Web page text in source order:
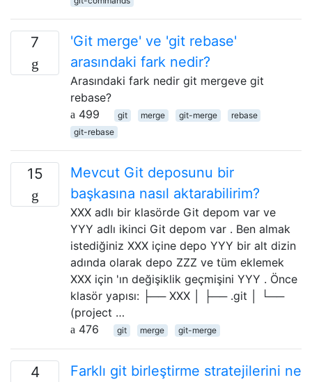
7
'Git merge' ve 'git rebase'
arasındaki fark nedir?
Arasındaki fark nedir git mergeve git
rebase?
499
git merge git-merge
rebase
git-rebase
15
Mevcut Git deposunu bir
başkasına nasıl aktarabilirim?
XXX adlı bir klasörde Git depom var ve
YYY adlı ikinci Git depom var . Ben almak
istediğiniz XXX içine depo YYY bir alt dizin
adında olarak depo ZZZ ve tüm eklemek
XXX için 'ın değişiklik geçmişini YYY . Önce
klasör yapısı: ├── XXX │ ├── .git │ └──
(project …
476
git merge git-merge
4
Farklı git birleştirme stratejilerini ne